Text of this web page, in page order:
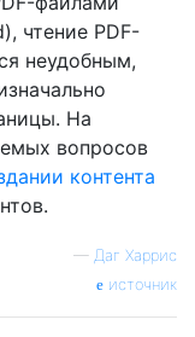
чтение PDF-
неудобным,
На
вопросов
контента
— Даг Харрис
источник